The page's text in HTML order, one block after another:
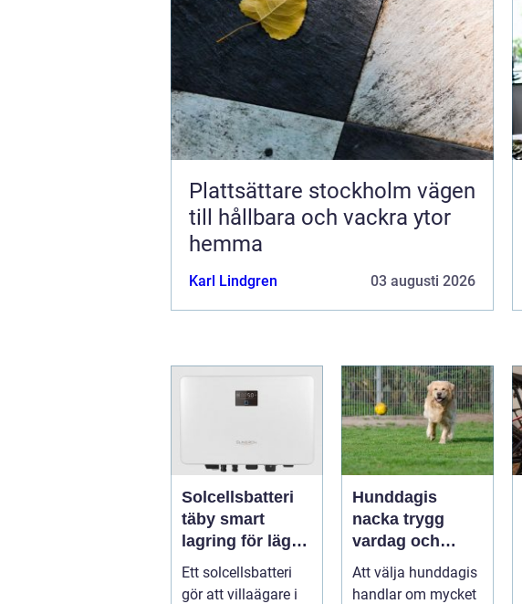
Plattsättare stockholm vägen
till hållbara och vackra ytor
hemma
Karl Lindgren 03 augusti 2026
Solcellsbatteri
täby smart
lagring för lägre
elkostnader året
runt
Ett solcellsbatteri
gör att villaägare i
Hunddagis
nacka trygg
vardag och
aktivt hundliv
nära stan
Att välja hunddagis
handlar om mycket